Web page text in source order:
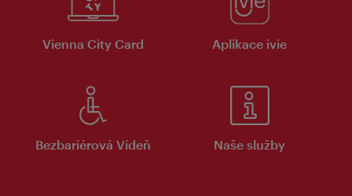
Vienna City Card Aplikace ivie
Bezbariérová Vídeň Naše služby